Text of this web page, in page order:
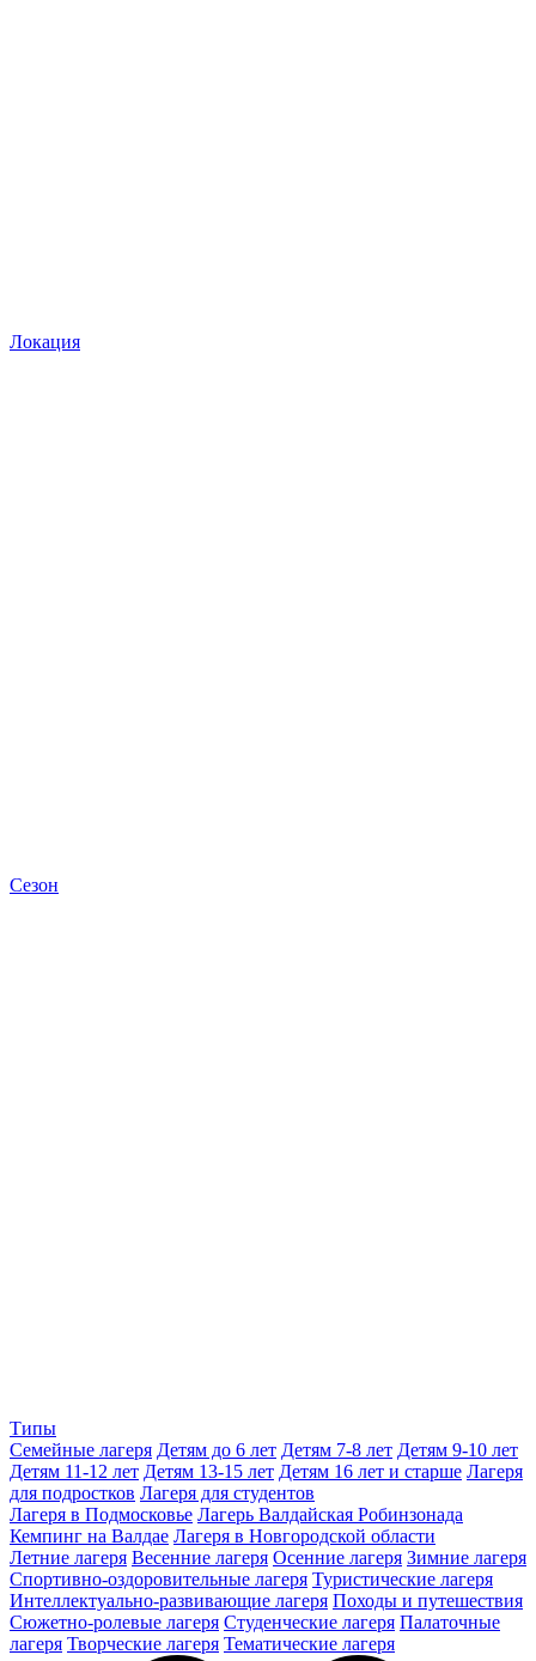
Локация
Сезон
Типы
Семейные лагеря Детям до 6 лет Детям 7-8 лет Детям 9-10 лет
Детям 11-12 лет Детям 13-15 лет Детям 16 лет и старше Лагеря
для подростков Лагеря для студентов
Лагеря в Подмосковье Лагерь Валдайская Робинзонада
Кемпинг на Валдае Лагеря в Новгородской области
Летние лагеря Весенние лагеря Осенние лагеря Зимние лагеря
Спортивно-оздоровительные лагеря Туристические лагеря
Интеллектуально-развивающие лагеря Походы и путешествия
Сюжетно-ролевые лагеря Студенческие лагеря Палаточные
лагеря Творческие лагеря Тематические лагеря